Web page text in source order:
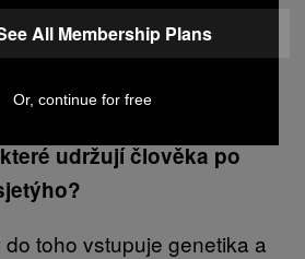
udržují člověka po
toho vstupuje genetika a
All Membership Plans
Or, continue for free